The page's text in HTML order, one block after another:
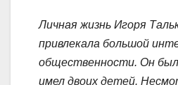
Личная жизнь Игоря
привлекала большой
общественности. Он
имел двоих детей.